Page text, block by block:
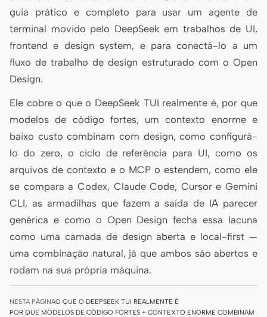
Vídeo Sistema de design
Designer
Engenharia
Marketing
com IA
Gerador de protótipos
Gerador de landing page
com IA
Do design ao código Do Figma ao código
Screenshot para código HTML to PPT
Modelos Skills
guia prático e completo para usar um agente de
terminal movido pelo DeepSeek em trabalhos de UI,
frontend e design system, e para conectá-lo a um
fluxo de trabalho de design estruturado com o Open
Design.
Ele cobre o que o DeepSeek TUI realmente é, por que
modelos de código fortes, um contexto enorme e
baixo custo combinam com design, como configurá-
lo do zero, o ciclo de referência para UI, como os
arquivos de contexto e o MCP o estendem, como ele
se compara a Codex, Claude Code, Cursor e Gemini
CLI, as armadilhas que fazem a saída de IA parecer
genérica e como o Open Design fecha essa lacuna
como uma camada de design aberta e local-first —
uma combinação natural, já que ambos são abertos e
rodam na sua própria máquina.
NESTA PÁGINAO QUE O DEEPSEEK TUI REALMENTE É
POR QUE MODELOS DE CÓDIGO FORTES + CONTEXTO ENORME COMBINAM